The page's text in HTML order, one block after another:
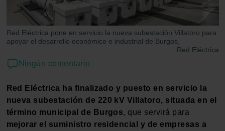
Red Eléctrica pone en servicio la nueva subestación Villatoro para
apoyar el desarrollo económico e industrial de Burgos,
Red Eléctrica
Ningún comentario
Red Eléctrica ha finalizado y puesto en servicio la
nueva subestación de 220 kV Villatoro, situada en el
término municipal de Burgos, que servirá para
mejorar el suministro residencial y de empresas a